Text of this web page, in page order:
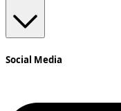
Social Media